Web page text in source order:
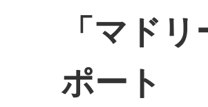
「マド
ポート